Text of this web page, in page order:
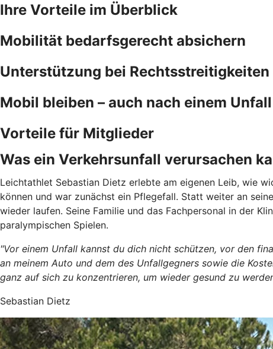
Ihre Vorteile im Überblick
Mobilität bedarfsgerecht absichern
Unterstützung bei Rechtsstreitigkeiten
Mobil bleiben – auch nach einem Unfall
Vorteile für Mitglieder
Was ein Verkehrsunfall verursachen
Leichtathlet Sebastian Dietz erlebte am eigenen Leib, wie
können und war zunächst ein Pflegefall. Statt weiter an
wieder laufen. Seine Familie und das Fachpersonal in der
paralympischen Spielen.
"Vor einem Unfall kannst du dich nicht schützen, vor den
an meinem Auto und dem des Unfallgegners sowie die
ganz auf sich zu konzentrieren, um wieder gesund zu
Sebastian Dietz